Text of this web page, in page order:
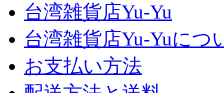
台湾雑貨店Yu-Yu
台湾雑貨店Yu-Yuにつ
お支払い方法